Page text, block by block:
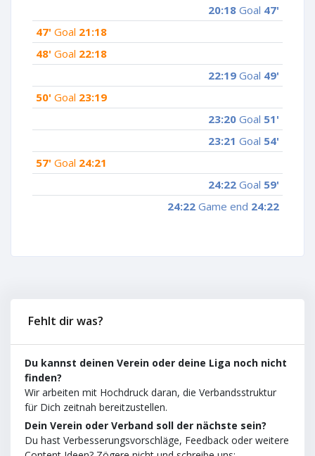
20:18 Goal 47'
47' Goal 21:18
48' Goal 22:18
22:19 Goal 49'
50' Goal 23:19
23:20 Goal 51'
23:21 Goal 54'
57' Goal 24:21
24:22 Goal 59'
24:22 Game end 24:22
Fehlt dir was?
Du kannst deinen Verein oder deine Liga noch nicht
finden?
Wir arbeiten mit Hochdruck daran, die Verbandsstruktur
für Dich zeitnah bereitzustellen.
Dein Verein oder Verband soll der nächste sein?
Du hast Verbesserungsvorschläge, Feedback oder weitere